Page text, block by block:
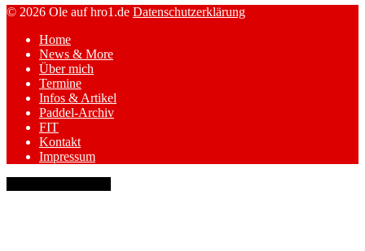
© 2026 Ole auf hro1.de Datenschutzerklärung
Home
News & More
Über mich
Termine
Infos & Artikel
Paddel-Archiv
FIT
Kontakt
Impressum